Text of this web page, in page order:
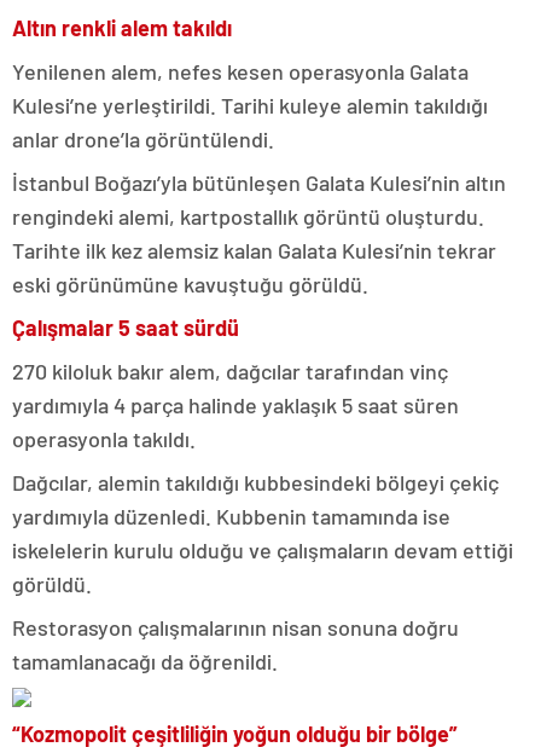
Altın renkli alem takıldı
Yenilenen alem, nefes kesen operasyonla Galata
Kulesi’ne yerleştirildi. Tarihi kuleye alemin takıldığı
anlar drone’la görüntülendi.
İstanbul Boğazı’yla bütünleşen Galata Kulesi’nin altın
rengindeki alemi, kartpostallık görüntü oluşturdu.
Tarihte ilk kez alemsiz kalan Galata Kulesi’nin tekrar
eski görünümüne kavuştuğu görüldü.
Çalışmalar 5 saat sürdü
270 kiloluk bakır alem, dağcılar tarafından vinç
yardımıyla 4 parça halinde yaklaşık 5 saat süren
operasyonla takıldı.
Dağcılar, alemin takıldığı kubbesindeki bölgeyi çekiç
yardımıyla düzenledi. Kubbenin tamamında ise
iskelelerin kurulu olduğu ve çalışmaların devam ettiği
görüldü.
Restorasyon çalışmalarının nisan sonuna doğru
tamamlanacağı da öğrenildi.
“Kozmopolit çeşitliliğin yoğun olduğu bir bölge”